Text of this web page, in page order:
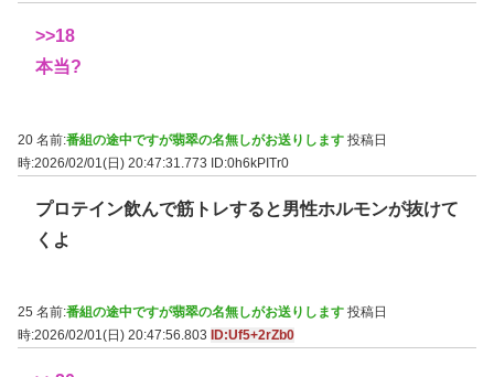
>>18
本当?
20 名前:番組の途中ですが翡翠の名無しがお送りします 投稿日
時:2026/02/01(日) 20:47:31.773 ID:0h6kPITr0
プロテイン飲んで筋トレすると男性ホルモンが抜けて
くよ
25 名前:番組の途中ですが翡翠の名無しがお送りします 投稿日
時:2026/02/01(日) 20:47:56.803
ID:Uf5+2rZb0